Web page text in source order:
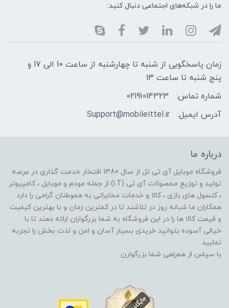
ما را در شبکه‌های اجتماعی دنبال کنید:
زمان پاسخگویی از شنبه تا چهارشنبه از ساعت 10 الی 17 و
پنج شنبه تا ساعت 13
شماره تماس:
02191014323
آدرس ایمیل:
Support@mobileittel.ir
درباره ما
فروشگاه موبایل آی تی تل از سال 1380 افتخار خدمت گذاری در عرصه
تولید و توزیع محصولات آی تی (i.T) از جمله مودم و موبایل ، کامپیوتر
، کنسول های بازی ، کالا و خدمات مخابراتی به هموطنان گرامی را دارد .
همکاران ما شبانه روز در تلاشند تا در کمترین زمان و با بهترین کیفیت
و قیمت کالا ها را در این فروشگاه به شما بزرگواران ارائه دهند تا با
خیالی آسوده بتوانید خریدی بسیار آسان و امن و لذت بخش را تجربه
نمایید .
با سپاس از همراهی شما بزرگوارن